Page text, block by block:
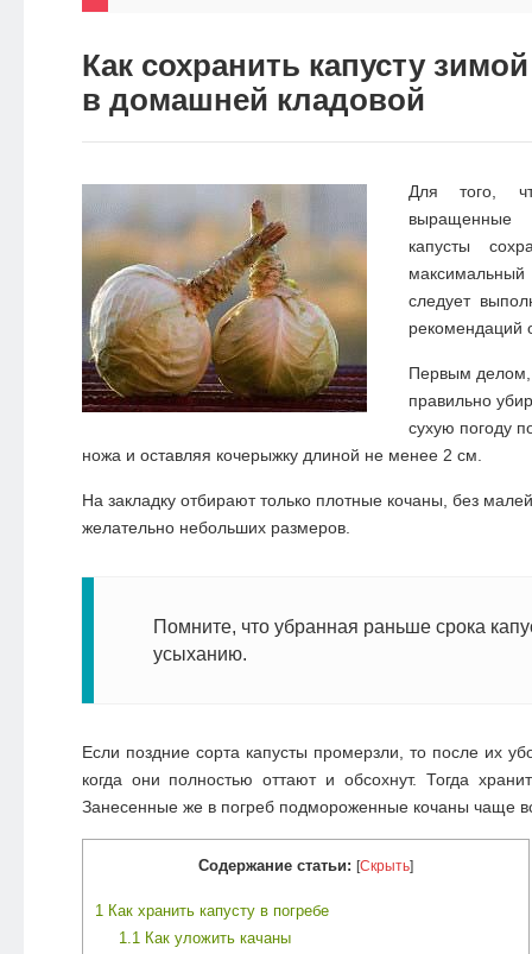
БЛОГ
Как сохранить капусту
в домашней кладовой
Для того,
выращенные
капусты
следует
рекомендаций
Первым делом,
правильно
сухую погоду
ножа и оставляя кочерыжку длиной не менее 2 см.
На закладку отбирают только плотные кочаны, без
желательно небольших размеров.
Помните, что убранная раньше срока
усыханию.
Если поздние сорта капусты промерзли, то после их
когда они полностью оттают и обсохнут. Тогда
Занесенные же в погреб подмороженные кочаны чаще
Содержание статьи: [Скрыть]
1 Как хранить капусту в погребе
1.1 Как уложить качаны